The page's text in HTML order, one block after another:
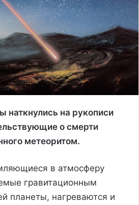
наткнулись на рукописи
о смерти
метеоритом.
в атмосферу
гравитационным
планеты, нагреваются и